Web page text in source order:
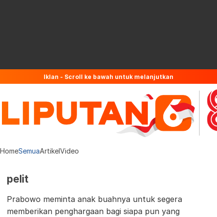
Iklan - Scroll ke bawah untuk melanjutkan
HomeSemuaArtikelVideo
pelit
Prabowo meminta anak buahnya untuk segera
memberikan penghargaan bagi siapa pun yang